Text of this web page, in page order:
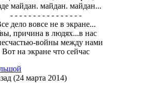
майдан. майдан. майдан...
- - - - - - - - - - - - - - - -
дело вовсе не в экране...
причина в людях...в нас
войны между нами
Вот на экране что сейчас
(24 марта 2014)